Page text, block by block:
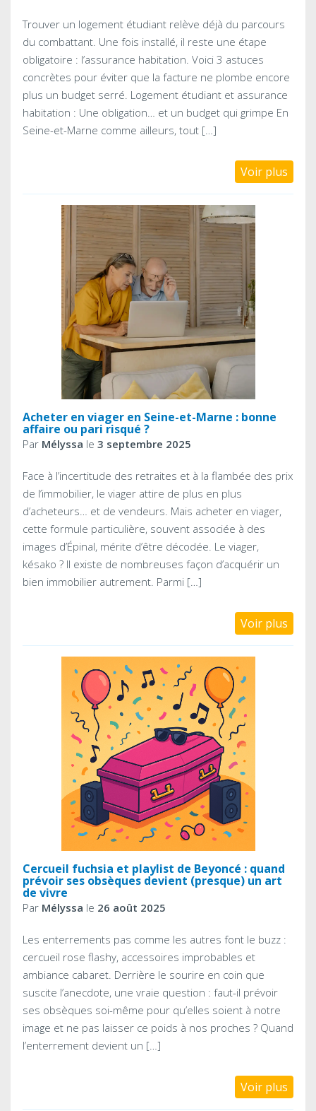
Trouver un logement étudiant relève déjà du parcours
du combattant. Une fois installé, il reste une étape
obligatoire : l’assurance habitation. Voici 3 astuces
concrètes pour éviter que la facture ne plombe encore
plus un budget serré. Logement étudiant et assurance
habitation : Une obligation… et un budget qui grimpe En
Seine-et-Marne comme ailleurs, tout […]
Voir plus
Acheter en viager en Seine-et-Marne : bonne
affaire ou pari risqué ?
Par Mélyssa le 3 septembre 2025
Face à l’incertitude des retraites et à la flambée des prix
de l’immobilier, le viager attire de plus en plus
d’acheteurs… et de vendeurs. Mais acheter en viager,
cette formule particulière, souvent associée à des
images d’Épinal, mérite d’être décodée. Le viager,
késako ? Il existe de nombreuses façon d’acquérir un
bien immobilier autrement. Parmi […]
Voir plus
Cercueil fuchsia et playlist de Beyoncé : quand
prévoir ses obsèques devient (presque) un art
de vivre
Par Mélyssa le 26 août 2025
Les enterrements pas comme les autres font le buzz :
cercueil rose flashy, accessoires improbables et
ambiance cabaret. Derrière le sourire en coin que
suscite l’anecdote, une vraie question : faut-il prévoir
ses obsèques soi-même pour qu’elles soient à notre
image et ne pas laisser ce poids à nos proches ? Quand
l’enterrement devient un […]
Voir plus